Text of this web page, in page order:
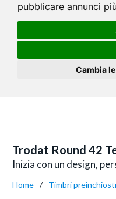
pubblicare annunci
Cambia
Trodat Round 42
Inizia con un design,
Home Timbri